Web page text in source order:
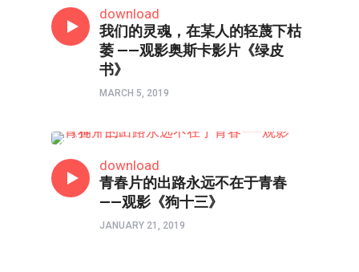
download
我们的灵魂，在某人的轻蔑下枯
萎 ——观影奥斯卡影片《绿皮
书》
MARCH 5, 2019
download
青春片的出路永远不在于青春
——观影《狗十三》
JANUARY 21, 2019